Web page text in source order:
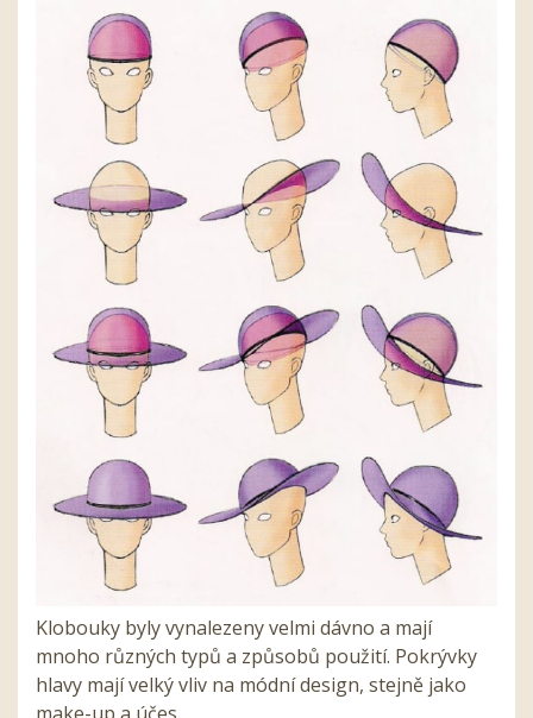
Klobouky byly vynalezeny velmi dávno a mají
mnoho různých typů a způsobů použití. Pokrývky
hlavy mají velký vliv na módní design, stejně jako